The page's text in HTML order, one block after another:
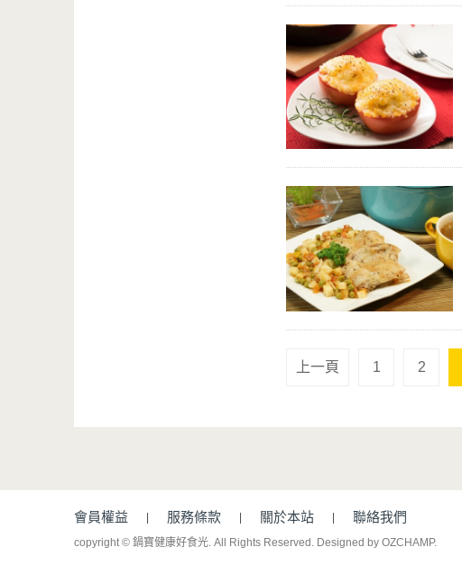
上一頁 1 2
會員權益 服務條款 關於本站 聯絡我們
copyright © 鍋寶健康好食光. All Rights Reserved. Designed by OZCHAMP.